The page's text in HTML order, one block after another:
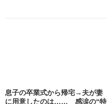
息子の卒業式から帰宅→夫が妻
に用意したのは…… 感涙の“特